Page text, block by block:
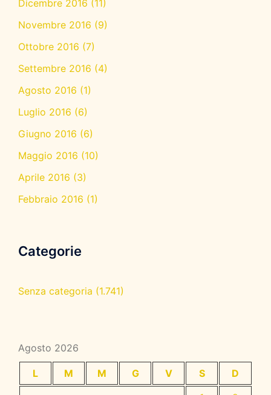
Dicembre 2016 (11)
Novembre 2016 (9)
Ottobre 2016 (7)
Settembre 2016 (4)
Agosto 2016 (1)
Luglio 2016 (6)
Giugno 2016 (6)
Maggio 2016 (10)
Aprile 2016 (3)
Febbraio 2016 (1)
Categorie
Senza categoria (1.741)
Agosto 2026
L M M G V S
D